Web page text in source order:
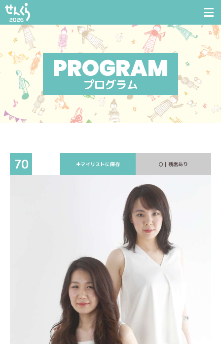
プログラム
70 マイリストに保存 ｜残席あり